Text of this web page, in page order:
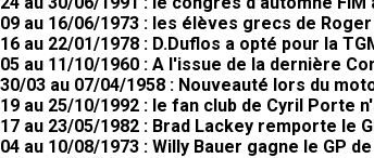
09 au 16/06/1973 : les élèves grecs de
16 au 22/01/1978 : D.Duflos a opté pour la
05 au 11/10/1960 : A l'issue de la dernière
30/03 au 07/04/1958 : Nouveauté lors du
19 au 25/10/1992 : le fan club de Cyril Porte
17 au 23/05/1982 : Brad Lackey remporte le
04 au 10/08/1973 : Willy Bauer gagne le GP